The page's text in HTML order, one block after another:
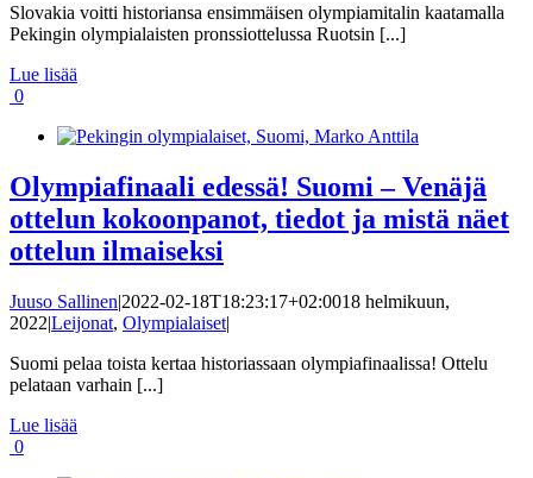
Slovakia voitti historiansa ensimmäisen olympiamitalin kaatamalla
Pekingin olympialaisten pronssiottelussa Ruotsin [...]
Lue lisää
0
Olympiafinaali edessä! Suomi – Venäjä
ottelun kokoonpanot, tiedot ja mistä näet
ottelun ilmaiseksi
Juuso Sallinen|2022-02-18T18:23:17+02:0018 helmikuun,
2022|Leijonat, Olympialaiset|
Suomi pelaa toista kertaa historiassaan olympiafinaalissa! Ottelu
pelataan varhain [...]
Lue lisää
0